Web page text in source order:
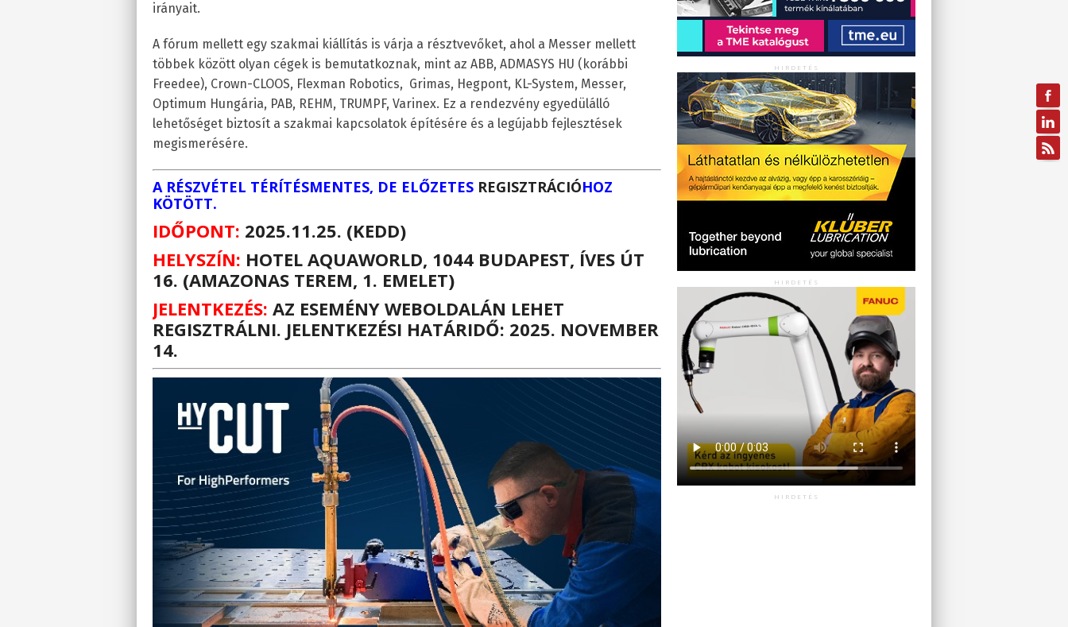
irányait.
A fórum mellett egy szakmai kiállítás is várja a résztvevőket, ahol a Messer mellett
többek között olyan cégek is bemutatkoznak, mint az ABB, ADMASYS HU (korábbi
Freedee), Crown-CLOOS, Flexman Robotics, Grimas, Hegpont, KL-System, Messer,
Optimum Hungária, PAB, REHM, TRUMPF, Varinex. Ez a rendezvény egyedülálló
lehetőséget biztosít a szakmai kapcsolatok építésére és a legújabb fejlesztések
megismerésére.
A RÉSZVÉTEL TÉRÍTÉSMENTES, DE ELŐZETES REGISZTRÁCIÓHOZ
KÖTÖTT.
IDŐPONT: 2025.11.25. (KEDD)
HELYSZÍN: HOTEL AQUAWORLD, 1044 BUDAPEST, ÍVES ÚT
16. (AMAZONAS TEREM, 1. EMELET)
JELENTKEZÉS: AZ ESEMÉNY WEBOLDALÁN LEHET
REGISZTRÁLNI. JELENTKEZÉSI HATÁRIDŐ: 2025. NOVEMBER
14.
HIRDETÉS
HIRDETÉS
HIRDETÉS